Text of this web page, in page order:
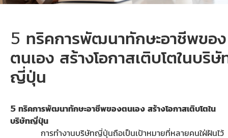
5 ทริคการพัฒนาทักษะอาชีพของ
ตนเอง สร้างโอกาสเติบโตในบริษั
ญี่ปุ่น
5 ทริคการพัฒนาทักษะอาชีพของตนเอง สร้างโอกาสเติบโตใน
บริษัทญี่ปุ่น
การทำงานบริษัทญี่ปุ่นถือเป็นเป้าหมายที่หลายคนใฝ่ฝันไว้